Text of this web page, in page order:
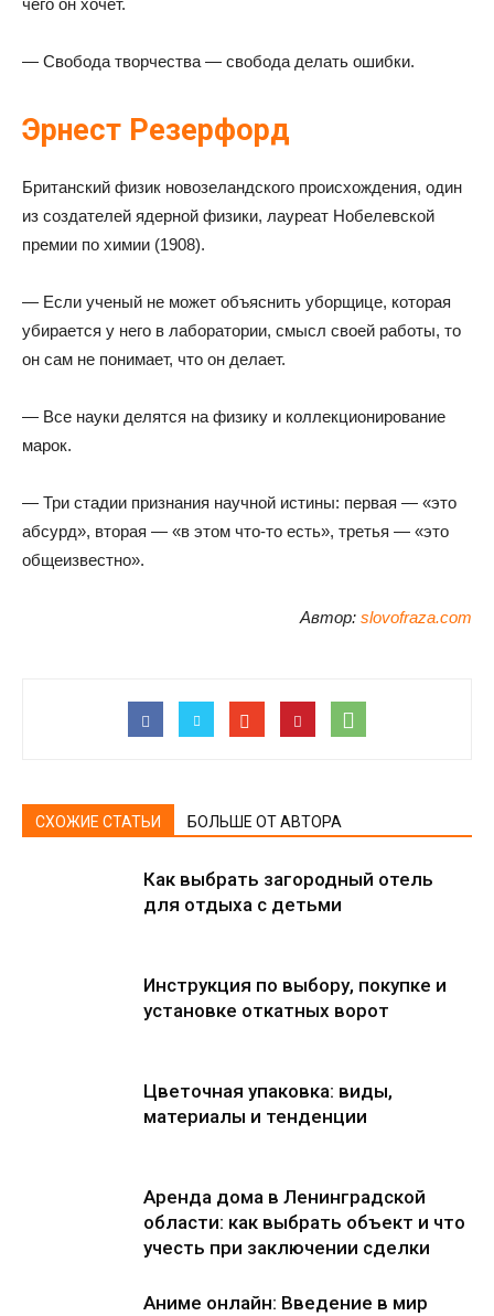
чего он хочет.
— Свобода творчества — свобода делать ошибки.
Эрнест Резерфорд
Британский физик новозеландского происхождения, один
из создателей ядерной физики, лауреат Нобелевской
премии по химии (1908).
— Если ученый не может объяснить уборщице, которая
убирается у него в лаборатории, смысл своей работы, то
он сам не понимает, что он делает.
— Все науки делятся на физику и коллекционирование
марок.
— Три стадии признания научной истины: первая — «это
абсурд», вторая — «в этом что-то есть», третья — «это
общеизвестно».
Автор: slovofraza.com
СХОЖИЕ СТАТЬИ БОЛЬШЕ ОТ АВТОРА
Как выбрать загородный отель
для отдыха с детьми
Инструкция по выбору, покупке и
установке откатных ворот
Цветочная упаковка: виды,
материалы и тенденции
Аренда дома в Ленинградской
области: как выбрать объект и что
учесть при заключении сделки
Аниме онлайн: Введение в мир